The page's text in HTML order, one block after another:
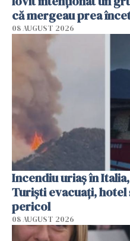
că mergeau prea
08 AUGUST 2026
Incendiu uriaș în
Turiști evacuați, hotel
pericol
08 AUGUST 2026